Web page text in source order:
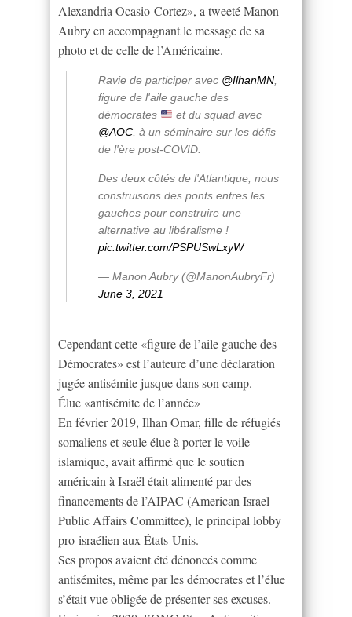
Alexandria Ocasio-Cortez», a tweeté Manon
Aubry en accompagnant le message de sa
photo et de celle de l’Américaine.
Ravie de participer avec @IlhanMN
figure de l'aile gauche des
démocrates
et du squad avec
@AOC , à un séminaire sur les défis
de l'ère post-COVID.
Des deux côtés de l'Atlantique, nous
construisons des ponts entres les
gauches pour construire une
alternative au libéralisme !
pic.twitter.com/PSPUSwLxyW
— Manon Aubry (@ManonAubryFr)
June 3, 2021
Cependant cette «figure de l’aile gauche des
Démocrates» est l’auteure d’une déclaration
jugée antisémite jusque dans son camp.
Élue «antisémite de l’année»
En février 2019, Ilhan Omar, fille de réfugiés
somaliens et seule élue à porter le voile
islamique, avait affirmé que le soutien
américain à Israël était alimenté par des
financements de l’AIPAC (American Israel
Public Affairs Committee), le principal lobby
pro-israélien aux États-Unis.
Ses propos avaient été dénoncés comme
antisémites, même par les démocrates et l’élue
s’était vue obligée de présenter ses excuses.